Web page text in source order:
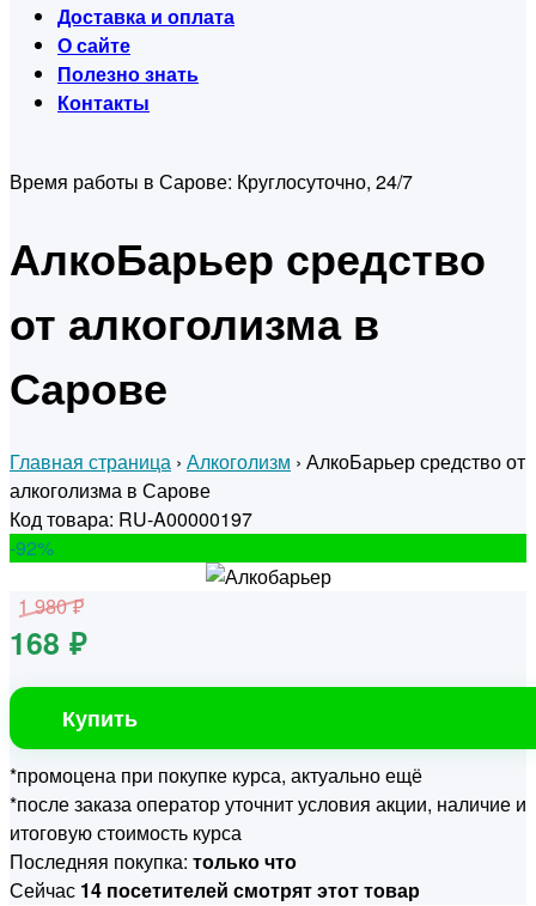
Доставка и оплата
О сайте
Полезно знать
Контакты
Время работы в Сарове: Круглосуточно, 24/7
АлкоБарьер средство
от алкоголизма в
Сарове
Главная страница › Алкоголизм › АлкоБарьер средство от
алкоголизма в Сарове
Код товара: RU-A00000197
-92%
1 980 ₽
168 ₽
Купить
*промоцена при покупке курса, актуально ещё
*после заказа оператор уточнит условия акции, наличие и
итоговую стоимость курса
Последняя покупка: только что
Сейчас 14 посетителей смотрят этот товар